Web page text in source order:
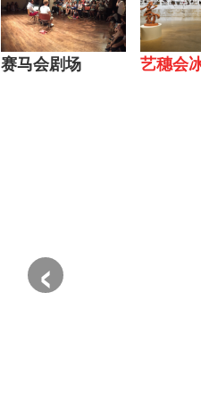
赛马会剧场 艺穗会
‹